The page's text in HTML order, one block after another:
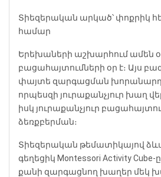
Տիեզերական արկած՝ փոքրիկ
համար
Երեխաների աշխարհում ամեն
բացահայտումների օր է։ Այս
փայտե զարգացման
որպեսզի յուրաքանչյուր խաղ
իսկ յուրաքանչյուր
ձեռքբերման։
Տիեզերական թեմատիկայով
գեղեցիկ Montessori Activity
քանի զարգացնող խաղեր մեկ